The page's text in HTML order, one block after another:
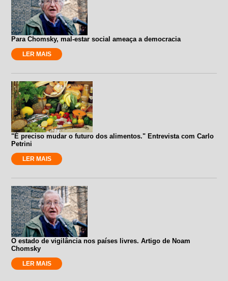
Para Chomsky, mal-estar social ameaça a democracia
LER MAIS
"É preciso mudar o futuro dos alimentos." Entrevista com Carlo
Petrini
LER MAIS
O estado de vigilância nos países livres. Artigo de Noam
Chomsky
LER MAIS